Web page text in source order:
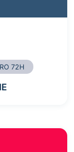
72H